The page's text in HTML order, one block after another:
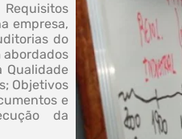
empresa,
do
abordados
Qualidade
Objetivos
e
da